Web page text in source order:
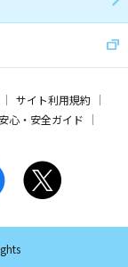
サイト利用規約
心・安全ガイド